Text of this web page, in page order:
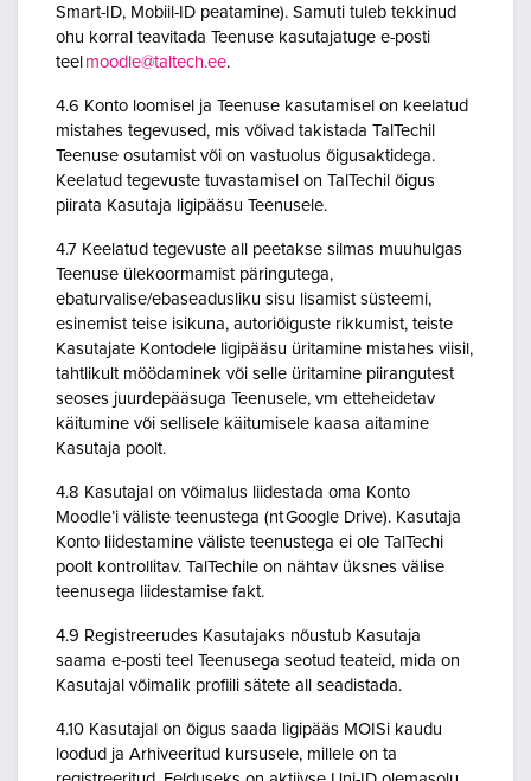
Smart-ID, Mobiil-ID peatamine). Samuti tuleb tekkinud
ohu korral teavitada Teenuse kasutajatuge e-posti
teel moodle@taltech.ee.
4.6 Konto loomisel ja Teenuse kasutamisel on keelatud
mistahes tegevused, mis võivad takistada TalTechil
Teenuse osutamist või on vastuolus õigusaktidega.
Keelatud tegevuste tuvastamisel on TalTechil õigus
piirata Kasutaja ligipääsu Teenusele.
4.7 Keelatud tegevuste all peetakse silmas muuhulgas
Teenuse ülekoormamist päringutega,
ebaturvalise/ebaseadusliku sisu lisamist süsteemi,
esinemist teise isikuna, autoriõiguste rikkumist, teiste
Kasutajate Kontodele ligipääsu üritamine mistahes viisil,
tahtlikult möödaminek või selle üritamine piirangutest
seoses juurdepääsuga Teenusele, vm etteheidetav
käitumine või sellisele käitumisele kaasa aitamine
Kasutaja poolt.
4.8 Kasutajal on võimalus liidestada oma Konto
Moodle’i väliste teenustega (nt Google Drive). Kasutaja
Konto liidestamine väliste teenustega ei ole TalTechi
poolt kontrollitav. TalTechile on nähtav üksnes välise
teenusega liidestamise fakt.
4.9 Registreerudes Kasutajaks nõustub Kasutaja
saama e-posti teel Teenusega seotud teateid, mida on
Kasutajal võimalik profiili sätete all seadistada.
4.10 Kasutajal on õigus saada ligipääs MOISi kaudu
loodud ja Arhiveeritud kursusele, millele on ta